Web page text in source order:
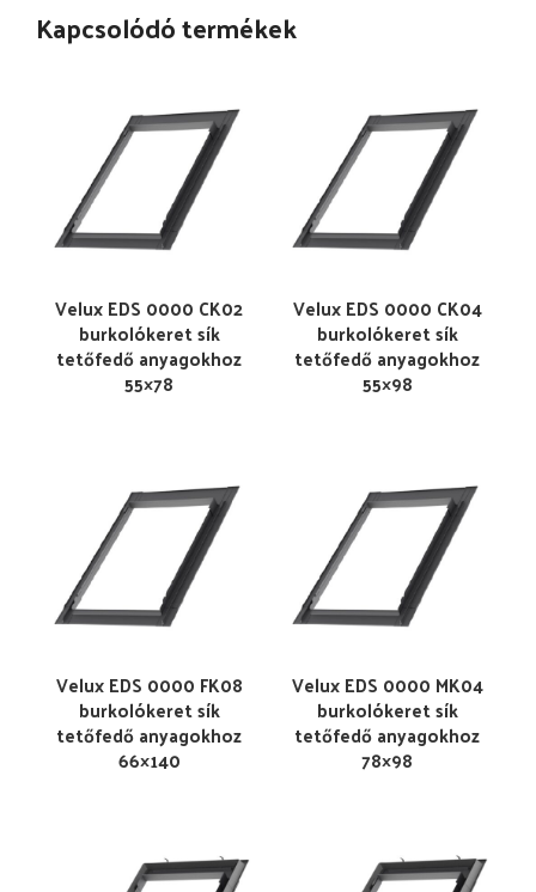
Kapcsolódó termékek
Velux EDS 0000 CK02
burkolókeret sík
tetőfedő anyagokhoz
55×78
Velux EDS 0000 CK04
burkolókeret sík
tetőfedő anyagokhoz
55×98
Velux EDS 0000 FK08
burkolókeret sík
tetőfedő anyagokhoz
66×140
Velux EDS 0000 MK04
burkolókeret sík
tetőfedő anyagokhoz
78×98